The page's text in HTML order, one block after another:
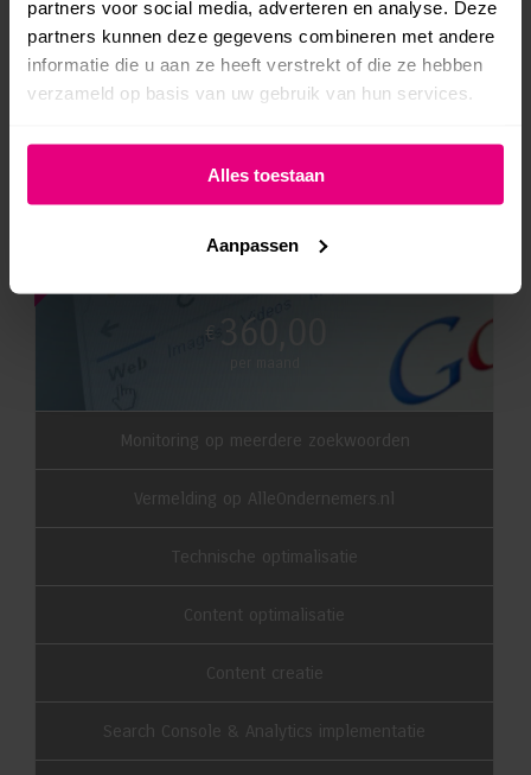
partners voor social media, adverteren en analyse. Deze
partners kunnen deze gegevens combineren met andere
informatie die u aan ze heeft verstrekt of die ze hebben
verzameld op basis van uw gebruik van hun services.
Alles toestaan
Aanpassen
2 uur SEO werkzaamheden per maand
SEO Business
€ 360,00
Monitoring op meerdere zoekwoorden
Vermelding op AlleOndernemers.nl
Technische optimalisatie
Content optimalisatie
Content creatie
Search Console & Analytics implementatie